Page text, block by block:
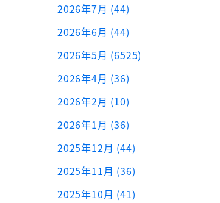
2026年7月 (44)
2026年6月 (44)
2026年5月 (6525)
2026年4月 (36)
2026年2月 (10)
2026年1月 (36)
2025年12月 (44)
2025年11月 (36)
2025年10月 (41)